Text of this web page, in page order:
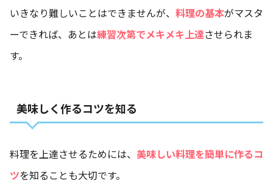
いきなり難しいことはできませんが、 料理の基本がマスタ
ーできれば、あとは練習次第でメキメキ上達させられま
す。
美味しく作るコツを知る
料理を上達させるためには、 美味しい料理を簡単に作るコ
ツを知ることも大切です。